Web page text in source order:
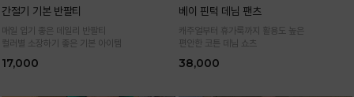
간절기 기본 반팔티
매일 입기 좋은 데일리 반팔티
컬러별 소장하기 좋은 기본 아이템
17,000
베이 핀턱 데님 팬츠
캐주얼부터 휴가룩까지 활용도 높은
편안한 코튼 데님 쇼츠
38,000